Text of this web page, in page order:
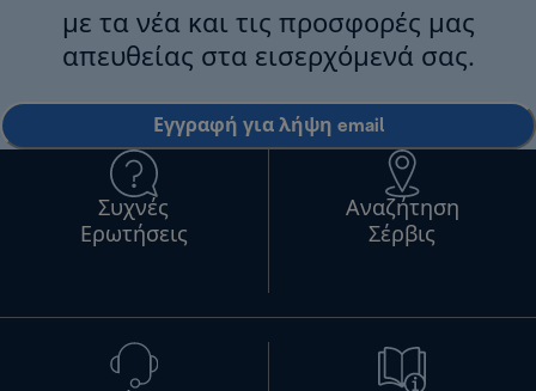
με τα νέα και τις προσφορές μας
απευθείας στα εισερχόμενά σας.
Εγγραφή για λήψη email
Συχνές
Ερωτήσεις
Αναζήτηση
Σέρβις